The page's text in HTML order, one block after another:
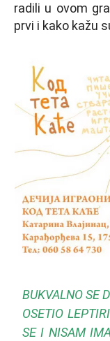
radili u ovom
prvi i kako kažu
BUKVALNO SE
OSETIO
SE I NISAM